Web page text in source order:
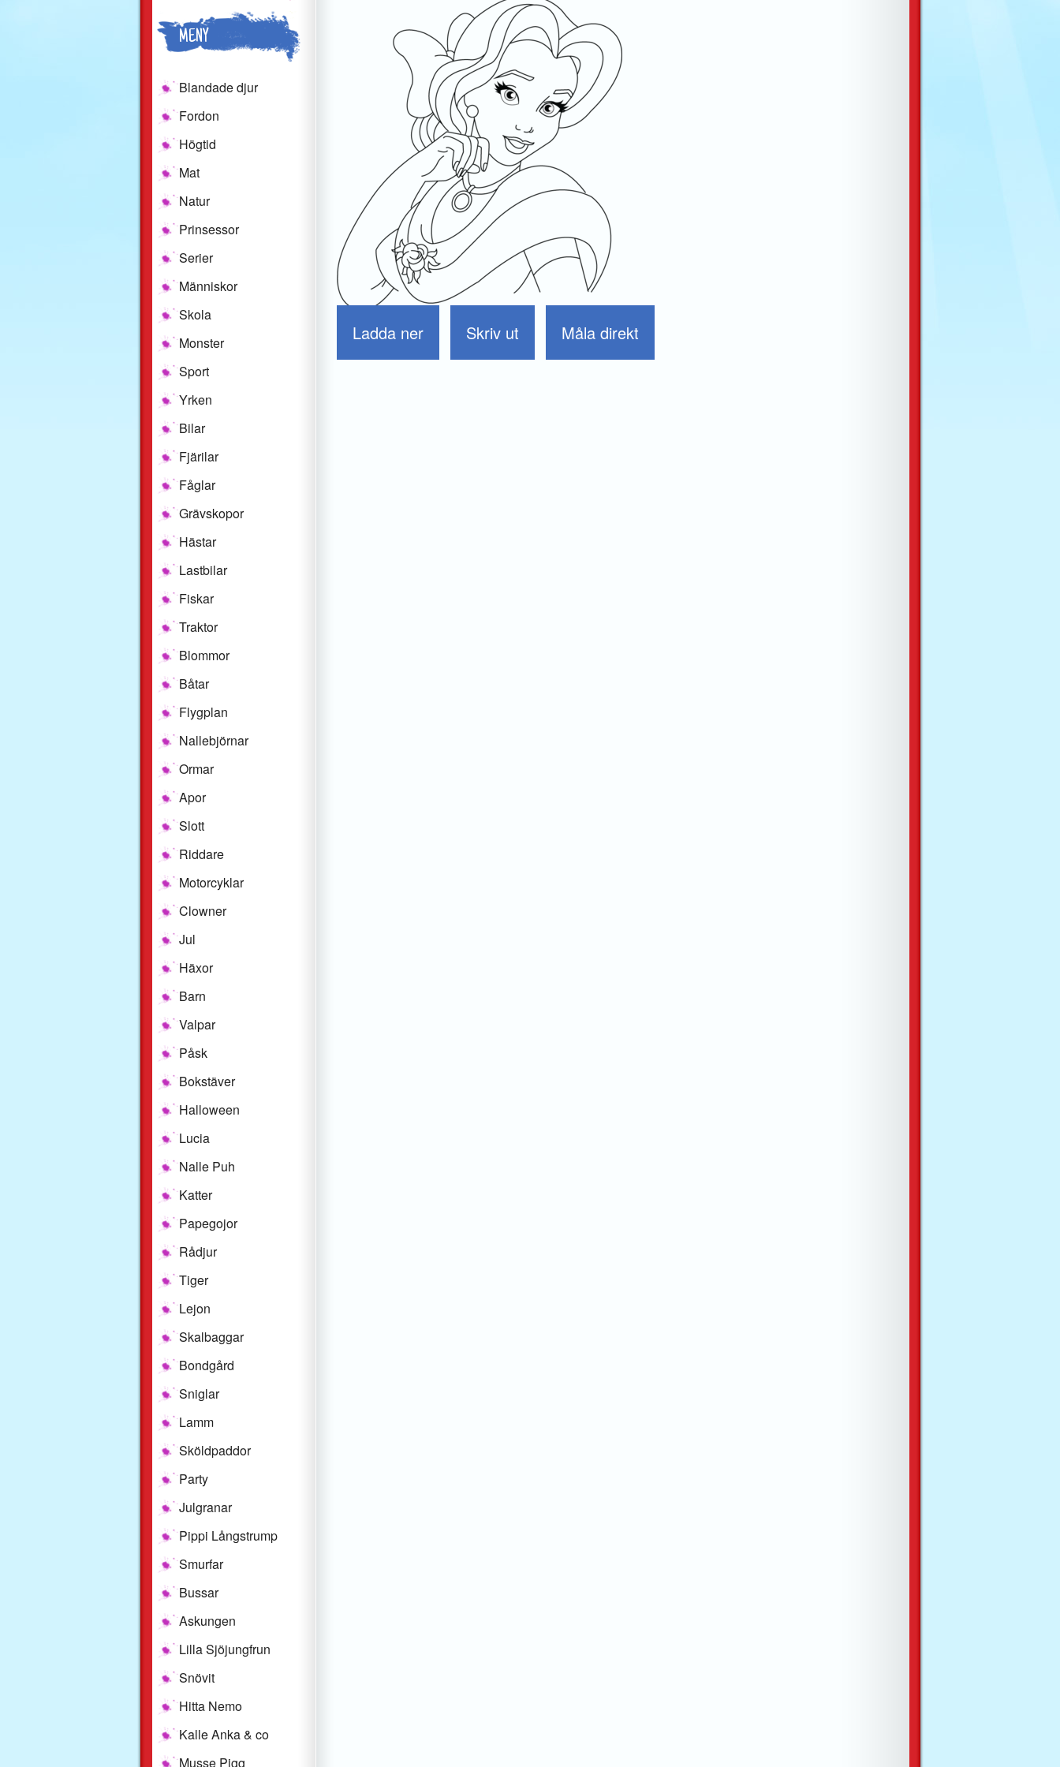
MENY
Blandade djur
Fordon
Högtid
Mat
Natur
Prinsessor
Serier
Människor
Skola
Monster
Sport
Yrken
Bilar
Fjärilar
Fåglar
Grävskopor
Hästar
Lastbilar
Fiskar
Traktor
Blommor
Båtar
Flygplan
Nallebjörnar
Ormar
Apor
Slott
Riddare
Motorcyklar
Clowner
Jul
Häxor
Barn
Valpar
Påsk
Bokstäver
Halloween
Lucia
Nalle Puh
Katter
Papegojor
Rådjur
Tiger
Lejon
Skalbaggar
Bondgård
Sniglar
Lamm
Sköldpaddor
Party
Julgranar
Pippi Långstrump
Smurfar
Bussar
Askungen
Lilla Sjöjungfrun
Snövit
Hitta Nemo
Kalle Anka & co
Musse Pigg
Ladda ner Skriv ut Måla direkt